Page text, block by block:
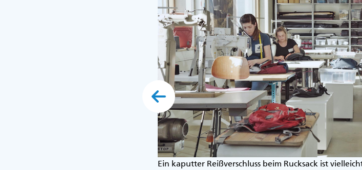
Ein kaputter Reißverschluss beim Rucksack ist